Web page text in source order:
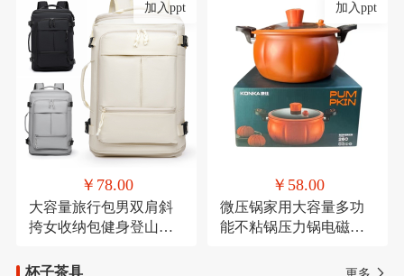
加入ppt
￥78.00
大容量旅行包男双肩斜
挎女收纳包健身登山运
加入ppt
￥58.00
微压锅家用大容量多功
能不粘锅压力锅电磁炉
杯子茶具